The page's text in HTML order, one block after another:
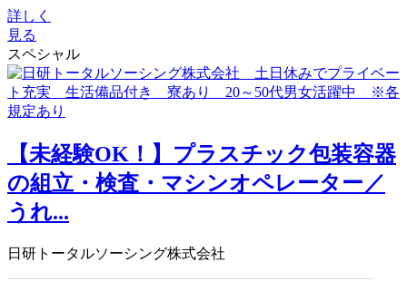
詳しく
見る
スペシャル
【未経験OK！】プラスチック包装容器
の組立・検査・マシンオペレーター／
うれ...
日研トータルソーシング株式会社